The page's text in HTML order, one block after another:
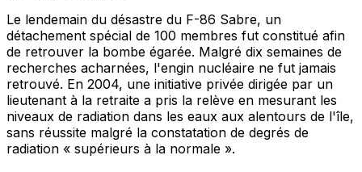
Le lendemain du désastre du F-86 Sabre, un
détachement spécial de 100 membres fut constitué afin
de retrouver la bombe égarée. Malgré dix semaines de
recherches acharnées, l'engin nucléaire ne fut jamais
retrouvé. En 2004, une initiative privée dirigée par un
lieutenant à la retraite a pris la relève en mesurant les
niveaux de radiation dans les eaux aux alentours de l'île,
sans réussite malgré la constatation de degrés de
radiation « supérieurs à la normale ».